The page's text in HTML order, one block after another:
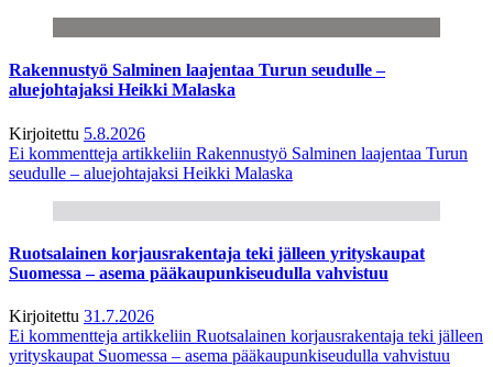
Rakennustyö Salminen laajentaa Turun seudulle –
aluejohtajaksi Heikki Malaska
Kirjoitettu 5.8.2026
Ei kommentteja artikkeliin Rakennustyö Salminen laajentaa Turun
seudulle – aluejohtajaksi Heikki Malaska
Ruotsalainen korjausrakentaja teki jälleen yrityskaupat
Suomessa – asema pääkaupunkiseudulla vahvistuu
Kirjoitettu 31.7.2026
Ei kommentteja artikkeliin Ruotsalainen korjausrakentaja teki jälleen
yrityskaupat Suomessa – asema pääkaupunkiseudulla vahvistuu